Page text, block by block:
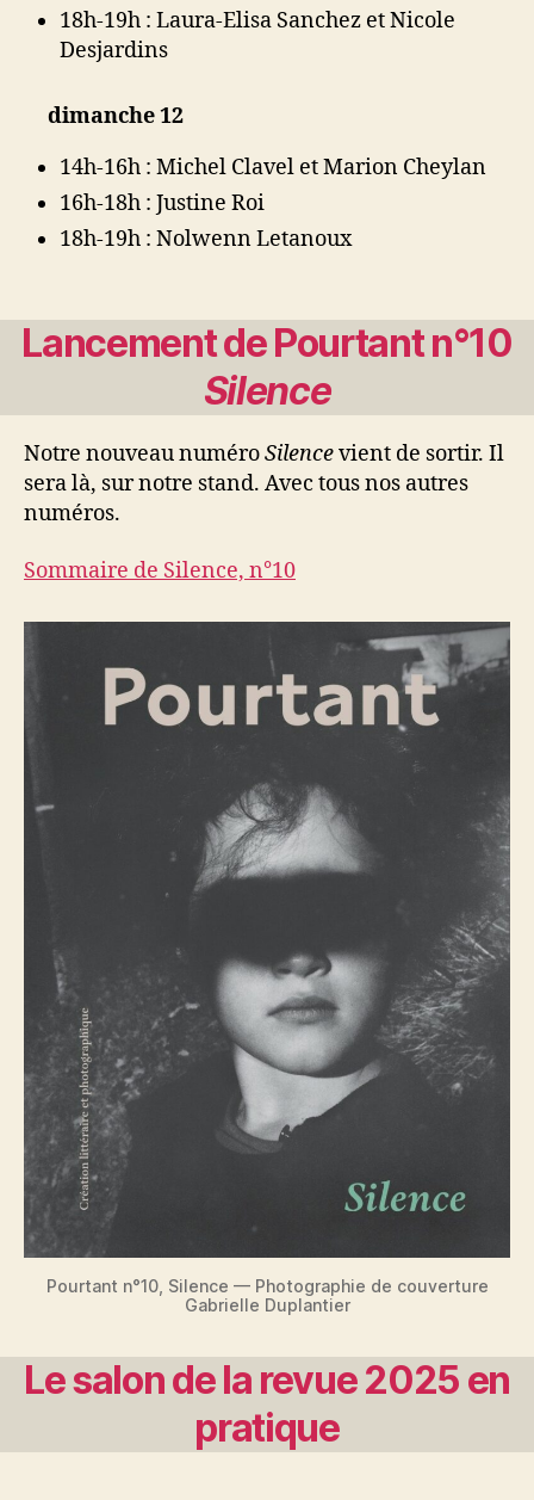
18h-19h : Laura-Elisa Sanchez et Nicole
Desjardins
dimanche 12
14h-16h : Michel Clavel et Marion Cheylan
16h-18h : Justine Roi
18h-19h : Nolwenn Letanoux
Lancement de Pourtant n°10
Silence
Notre nouveau numéroSilencevient de sortir. Il
sera là, sur notre stand. Avec tous nos autres
numéros.
Sommaire de Silence, n°10
Pourtant n°10, Silence — Photographie de couverture
Gabrielle Duplantier
Le salon de la revue 2025 en
pratique